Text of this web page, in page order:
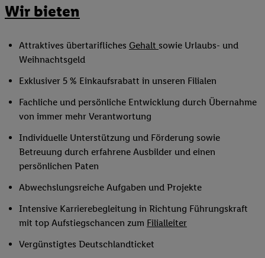
Wir bieten
Attraktives übertarifliches Gehalt sowie Urlaubs- und
Weihnachtsgeld
Exklusiver 5 % Einkaufsrabatt in unseren Filialen
Fachliche und persönliche Entwicklung durch Übernahme
von immer mehr Verantwortung
Individuelle Unterstützung und Förderung sowie
Betreuung durch erfahrene Ausbilder und einen
persönlichen Paten
Abwechslungsreiche Aufgaben und Projekte
Intensive Karrierebegleitung in Richtung Führungskraft
mit top Aufstiegschancen zum Filialleiter
Vergünstigtes Deutschlandticket